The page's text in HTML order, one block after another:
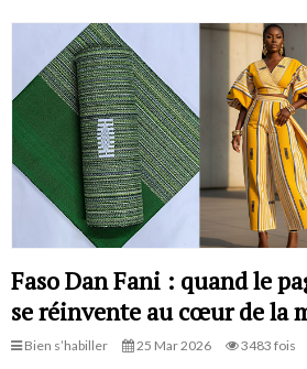
Faso Dan Fani : quand le
se réinvente au cœur de la
Bien s’habiller 25 Mar 2026 3483 fois